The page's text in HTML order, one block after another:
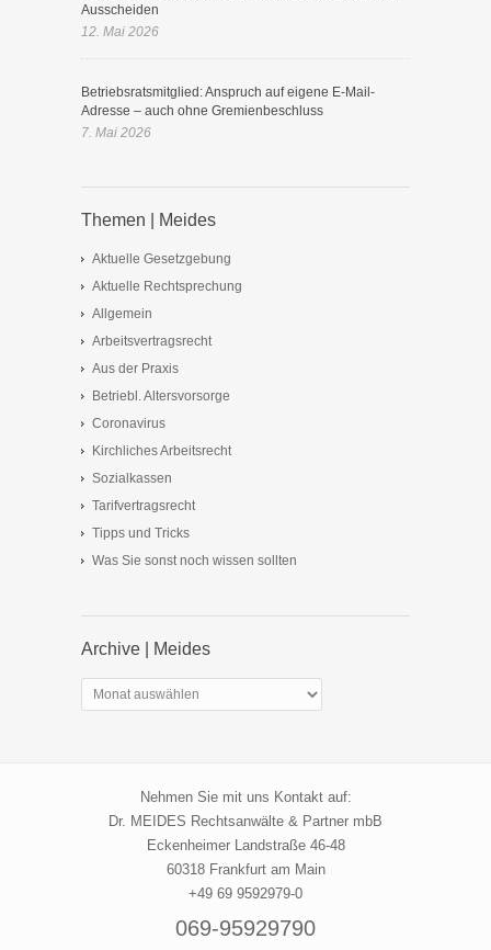
Ausscheiden
12. Mai 2026
Betriebsratsmitglied: Anspruch auf eigene E-Mail-
Adresse – auch ohne Gremienbeschluss
7. Mai 2026
Themen | Meides
Aktuelle Gesetzgebung
Aktuelle Rechtsprechung
Allgemein
Arbeitsvertragsrecht
Aus der Praxis
Betriebl. Altersvorsorge
Coronavirus
Kirchliches Arbeitsrecht
Sozialkassen
Tarifvertragsrecht
Tipps und Tricks
Was Sie sonst noch wissen sollten
Archive | Meides
Archive
|
Nehmen Sie mit uns Kontakt auf:
Dr. MEIDES Rechtsanwälte & Partner mbB
Eckenheimer Landstraße 46-48
60318 Frankfurt am Main
+49 69 9592979-0
069-95929790